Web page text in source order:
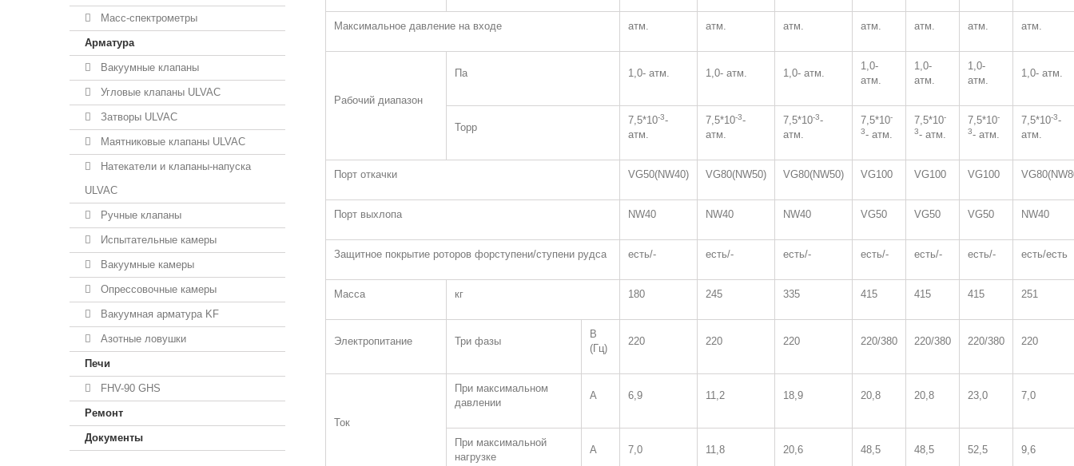
Масс-спектрометры
Арматура
Вакуумные клапаны
Угловые клапаны ULVAC
Затворы ULVAC
Маятниковые клапаны ULVAC
Натекатели и клапаны-напуска
ULVAC
Ручные клапаны
Испытательные камеры
Вакуумные камеры
Опрессовочные камеры
Вакуумная арматура KF
Азотные ловушки
Печи
FHV-90 GHS
Ремонт
Документы
Максимальное давление на входе атм. атм. атм. атм. атм. атм. атм.
Рабочий диапазон
Па 1,0- атм. 1,0- атм. 1,0- атм.
1,0-
атм.
1,0-
атм.
1,0-
атм.
1,0- атм.
Торр
7,5*10-3-
атм.
7,5*10-3-
атм.
7,5*10-3-
атм.
7,5*10-
3- атм.
7,5*10-
3- атм.
7,5*10-
3- атм.
7,5*10-3-
атм.
Порт откачки VG50(NW40) VG80(NW50) VG80(NW50) VG100 VG100 VG100
Порт выхлопа NW40 NW40 NW40 VG50 VG50 VG50 NW40
Защитное покрытие роторов форступени/ступени рудса есть/- есть/- есть/- есть/- есть/- есть/- есть/есть
Масса кг 180 245 335 415 415 415 251
Электропитание Три фазы
В
(Гц)
220 220 220 220/380 220/380 220/380 220
Ток
При максимальном
давлении
А 6,9 11,2 18,9 20,8 20,8 23,0 7,0
При максимальной
нагрузке
А 7,0 11,8 20,6 48,5 48,5 52,5 9,6